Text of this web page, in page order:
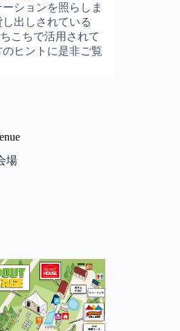
ションを照らしま
出しされている
こちで活用されて
ヒントに是非ご覧
場